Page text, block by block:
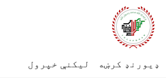
ډیورنډ کرښه لیکنې خپرول